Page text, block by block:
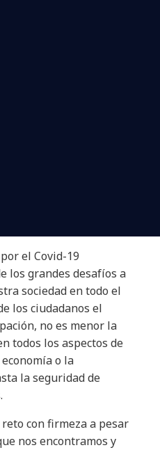
el Covid-19
los grandes desafíos a
sociedad en todo el
los ciudadanos el
no es menor la
todos los aspectos de
o la
la seguridad de
con firmeza a pesar
nos encontramos y